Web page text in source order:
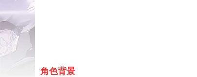
角色背景